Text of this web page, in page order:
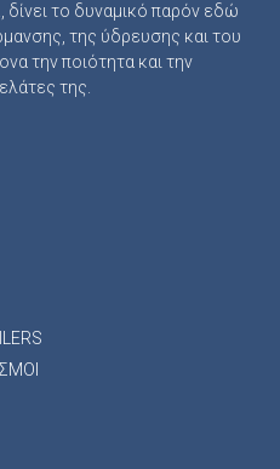
δίνει το δυναμικό παρόν εδώ
της ύδρευσης και του
την ποιότητα και την
της.